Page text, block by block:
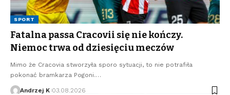
SPORT
Fatalna passa Cracovii się nie kończy.
Niemoc trwa od dziesięciu meczów
Mimo że Cracovia stworzyła sporo sytuacji, to nie potrafiła
pokonać bramkarza Pogoni.…
Andrzej K 03.08.2026